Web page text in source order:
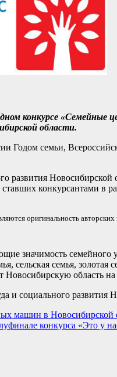
конкурсе «Семейные
области.
Годом семьи,
развития
конкурсантами в
оригинальность
значимость
сельская семья,
Новосибирскую область
и социального развития
машин в Новосибирской
конкурса «Это у